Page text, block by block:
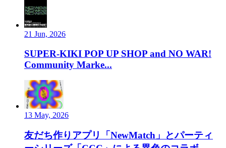
21 Jun, 2026
SUPER-KIKI POP UP SHOP and NO WAR!
Community Marke...
13 May, 2026
友だち作りアプリ「NewMatch」とパーティ